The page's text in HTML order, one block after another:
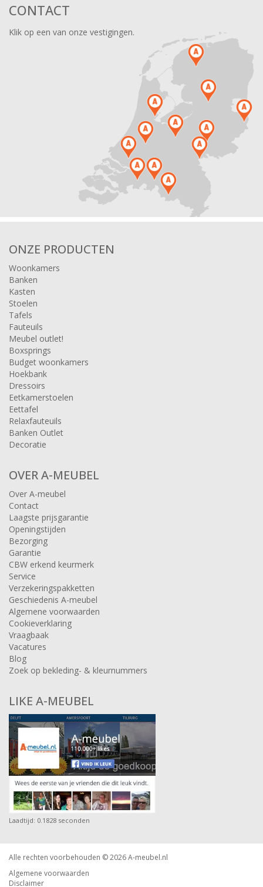
CONTACT
Klik op een van onze vestigingen.
ONZE PRODUCTEN
Woonkamers
Banken
Kasten
Stoelen
Tafels
Fauteuils
Meubel outlet!
Boxsprings
Budget woonkamers
Hoekbank
Dressoirs
Eetkamerstoelen
Eettafel
Relaxfauteuils
Banken Outlet
Decoratie
OVER A-MEUBEL
Over A-meubel
Contact
Laagste prijsgarantie
Openingstijden
Bezorging
Garantie
CBW erkend keurmerk
Service
Verzekeringspakketten
Geschiedenis A-meubel
Algemene voorwaarden
Cookieverklaring
Vraagbaak
Vacatures
Blog
Zoek op bekleding- & kleurnummers
LIKE A-MEUBEL
Laadtijd: 0.1828 seconden
Alle rechten voorbehouden © 2026A-meubel.nl
Algemene voorwaarden
Disclaimer